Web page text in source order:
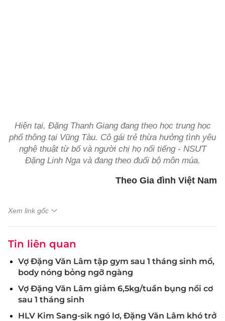
Hiện tại, Đặng Thanh Giang đang theo học trung học
phổ thông tại Vũng Tàu. Cô gái trẻ thừa hưởng tình yêu
nghệ thuật từ bố và người chị họ nổi tiếng - NSƯT
Đặng Linh Nga và đang theo đuổi bộ môn múa.
Theo Gia đình Việt Nam
Xem link gốc
Tin liên quan
Vợ Đặng Văn Lâm tập gym sau 1 tháng sinh mổ,
body nóng bỏng ngỡ ngàng
Vợ Đặng Văn Lâm giảm 6,5kg/tuần bụng nổi cơ
sau 1 tháng sinh
HLV Kim Sang-sik ngó lơ, Đặng Văn Lâm khó trở